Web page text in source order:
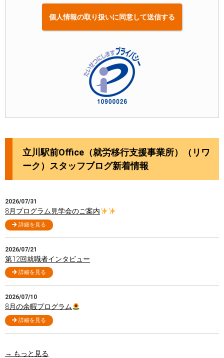
立川駅前Office（就労移行支援事業所）（リワ
ーク）スタッフブログ新着情報
2026/07/31
8月プログラム見学会のご案内
詳細を見る
2026/07/21
第12回就職者インタビュー
詳細を見る
2026/07/10
8月の余暇プログラム
詳細を見る
→ もっと見る